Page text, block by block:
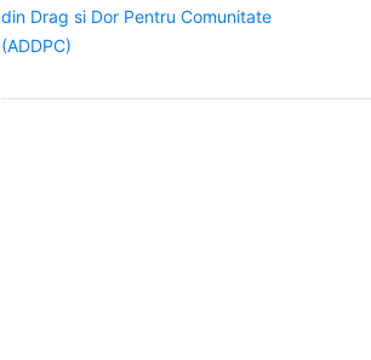
din Drag si Dor Pentru Comunitate
(ADDPC)